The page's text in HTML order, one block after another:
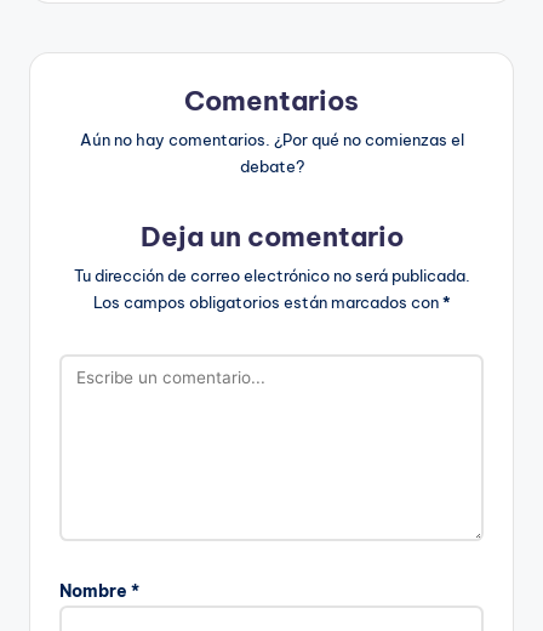
Comentarios
Aún no hay comentarios. ¿Por qué no comienzas el
debate?
Deja un comentario
Tu dirección de correo electrónico no será publicada.
Los campos obligatorios están marcados con*
Nombre *